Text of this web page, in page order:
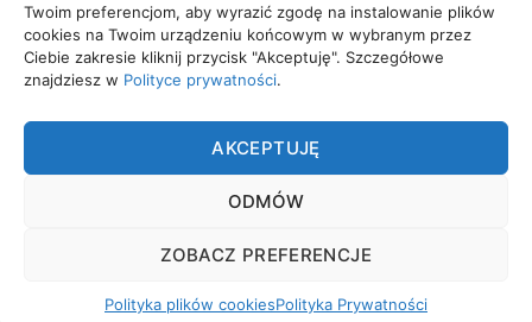
Twoim preferencjom, aby wyrazić zgodę na instalowanie plików
cookies na Twoim urządzeniu końcowym w wybranym przez
Ciebie zakresie kliknij przycisk "Akceptuję". Szczegółowe
znajdziesz w Polityce prywatności.
AKCEPTUJĘ
ODMÓW
ZOBACZ PREFERENCJE
Polityka plików cookiesPolityka Prywatności
TRADE
Trade. Grupa tworząca wyjątkowe treści.
POLITYKA PLIKÓW COOKIES (EU)